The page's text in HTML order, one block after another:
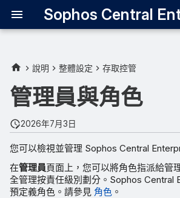
說明 整體設定 存取控管
管理員與角色
2026年7月3日
您可以檢視並管理 Sophos Central
在管理員頁面上，您可以將角色指派給管
全管理按責任級別劃分。Sophos Central
預定義角色。請參見 角色 。